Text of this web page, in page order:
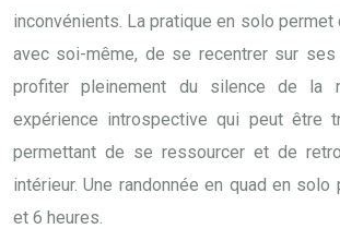
inconvénients. La pratique en solo
avec soi-même, de se recentrer sur
profiter pleinement du silence de la
expérience introspective qui peut être
permettant de se ressourcer et de
intérieur. Une randonnée en quad en solo
et 6 heures.